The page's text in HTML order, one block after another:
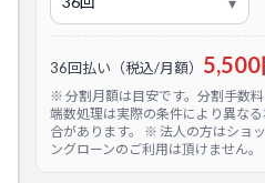
36回払い（税込/月額） 5,500
※ 分割月額は目安です。分割手数料
端数処理は実際の条件により異な
合があります。 ※ 法人の方はショ
ングローンのご利用は頂けません。